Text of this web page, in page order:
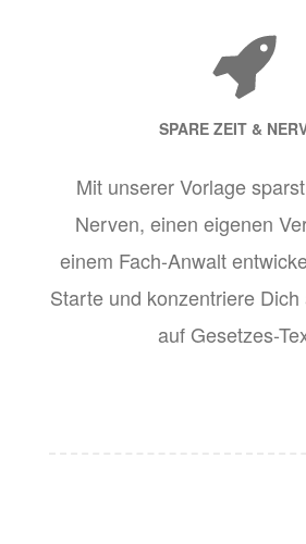
SPARE ZEIT &
Mit unserer Vorlage
Nerven, einen eigenen
einem Fach-Anwalt
Starte und konzentriere
auf Gesetzes-